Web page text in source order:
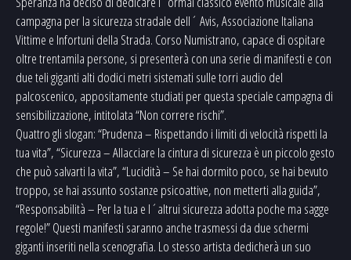
campagna per la sicurezza stradale dell´ Avis, Associazione Italiana
Vittime e Infortuni della Strada. Corso Numistrano, capace di ospitare
oltre trentamila persone, si presenterà con una serie di manifesti e con
due teli giganti alti dodici metri sistemati sulle torri audio del
palcoscenico, appositamente studiati per questa speciale campagna di
sensibilizzazione, intitolata “Non correre rischi”.
Quattro gli slogan: “Prudenza – Rispettando i limiti di velocità rispetti la
tua vita”, “Sicurezza – Allacciare la cintura di sicurezza è un piccolo gesto
che può salvarti la vita”, “Lucidità – Se hai dormito poco, se hai bevuto
troppo, se hai assunto sostanze psicoattive, non metterti alla guida”,
“Responsabilità – Per la tua e l´altrui sicurezza adotta poche ma sagge
regole!” Questi manifesti saranno anche trasmessi da due schermi
giganti inseriti nella scenografia. Lo stesso artista dedicherà un suo